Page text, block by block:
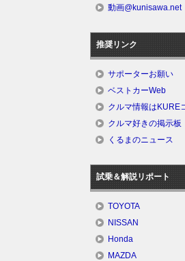
動画@kunisawa.net
推奨リンク
サポーターお願い
ベストカーWeb
クルマ情報はKURE
クルマ好きの掲示板
くるまのニュース
試乗＆解説リポート
TOYOTA
NISSAN
Honda
MAZDA